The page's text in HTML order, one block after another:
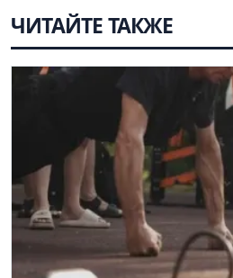
ЧИТАЙТЕ ТАКЖЕ